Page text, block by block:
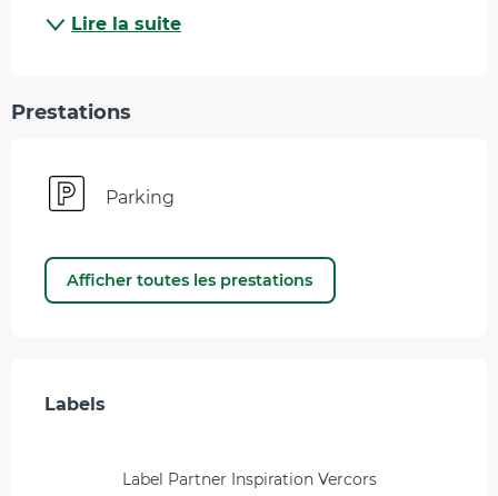
Lire la suite
Prestations
Parking
Afficher toutes les prestations
Offres de prestations
Labels
Labels
Label Partner Inspiration Vercors